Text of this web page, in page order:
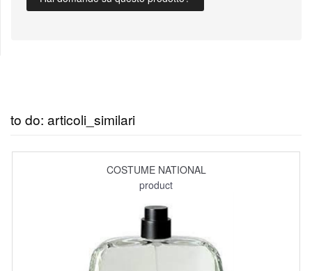
to do: articoli_similari
COSTUME NATIONAL
product